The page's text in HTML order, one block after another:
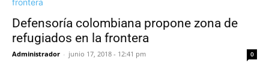
Defensoría colombiana propone zona de
refugiados en la frontera
Administrador - junio 17, 2018 - 12:41 pm 0